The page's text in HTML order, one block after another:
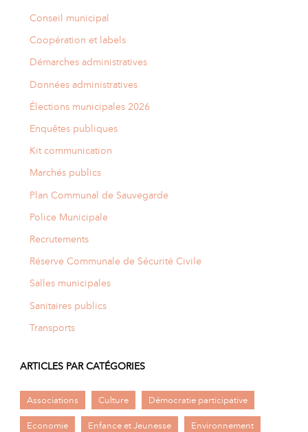
Conseil municipal
Coopération et labels
Démarches administratives
Données administratives
Élections municipales 2026
Enquêtes publiques
Kit communication
Marchés publics
Plan Communal de Sauvegarde
Police Municipale
Recrutements
Réserve Communale de Sécurité Civile
Salles municipales
Sanitaires publics
Transports
ARTICLES PAR CATÉGORIES
Associations Culture Démocratie participative
Economie Enfance et Jeunesse Environnement